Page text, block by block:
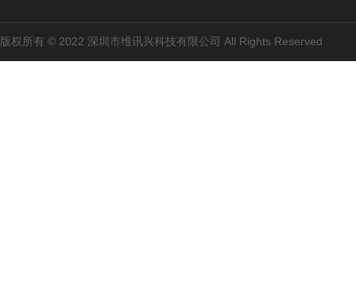
版权所有 © 2022 深圳市维讯兴科技有限公司 All Rights Reserved